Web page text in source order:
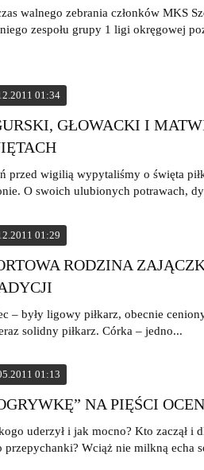
walnego zebrania członków MKS
zespołu grupy 1 ligi okręgowej
01:34
GŁOWACKI I
przed wigilią wypytaliśmy o święta
O swoich ulubionych potrawach,
01:29
RODZINA
– były ligowy piłkarz, obecnie
solidny piłkarz. Córka – jedno...
01:13
NA PIĘŚCI
uderzył i jak mocno? Kto zaczął i
przepychanki? Wciąż nie milkną echa